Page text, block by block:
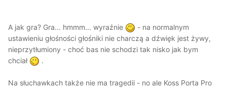
A jak gra? Gra... hmmm... wyraźnie
- na normalnym
ustawieniu głośności głośniki nie charczą a dźwięk jest żywy,
nieprzytłumiony - choć bas nie schodzi tak nisko jak bym
chciał
.
Na słuchawkach także nie ma tragedii - no ale Koss Porta Pro